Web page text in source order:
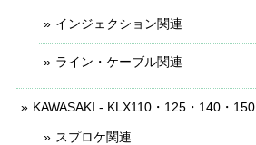
インジェクション関連
ライン・ケーブル関連
KAWASAKI - KLX110・125・140・150
スプロケ関連